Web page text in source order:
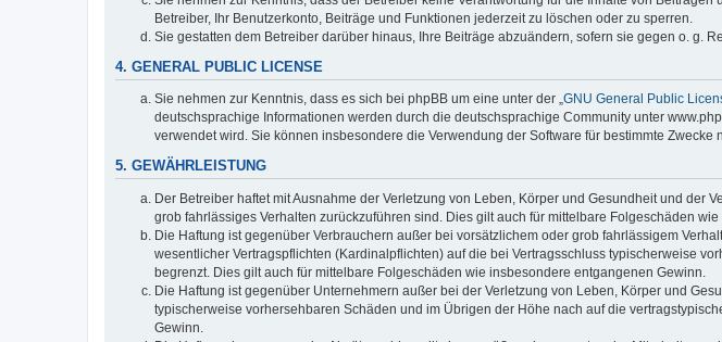
Betreiber, Ihr Benutzerkonto, Beiträge und Funktionen jederzeit zu löschen oder zu sperren.
Sie gestatten dem Betreiber darüber hinaus, Ihre Beiträge abzuändern, sofern sie gegen o. g.
4. GENERAL PUBLIC LICENSE
Sie nehmen zur Kenntnis, dass es sich bei phpBB um eine unter der „GNU General Public
deutschsprachige Informationen werden durch die deutschsprachige Community unter
verwendet wird. Sie können insbesondere die Verwendung der Software für bestimmte
5. GEWÄHRLEISTUNG
Der Betreiber haftet mit Ausnahme der Verletzung von Leben, Körper und Gesundheit und
grob fahrlässiges Verhalten zurückzuführen sind. Dies gilt auch für mittelbare Folgeschäden
Die Haftung ist gegenüber Verbrauchern außer bei vorsätzlichem oder grob fahrlässigem
wesentlicher Vertragspflichten (Kardinalpflichten) auf die bei Vertragsschluss typischerweise
begrenzt. Dies gilt auch für mittelbare Folgeschäden wie insbesondere entgangenen Gewinn.
Die Haftung ist gegenüber Unternehmern außer bei der Verletzung von Leben, Körper und
typischerweise vorhersehbaren Schäden und im Übrigen der Höhe nach auf die
Gewinn.